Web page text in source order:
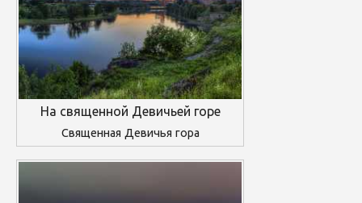
На священной Девичьей горе
Священная Девичья гора